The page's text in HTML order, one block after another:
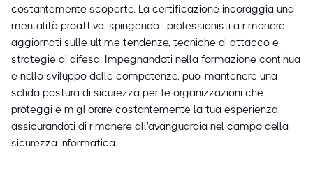
costantemente scoperte. La certificazione incoraggia una
mentalità proattiva, spingendo i professionisti a rimanere
aggiornati sulle ultime tendenze, tecniche di attacco e
strategie di difesa. Impegnandoti nella formazione continua
e nello sviluppo delle competenze, puoi mantenere una
solida postura di sicurezza per le organizzazioni che
proteggi e migliorare costantemente la tua esperienza,
assicurandoti di rimanere all'avanguardia nel campo della
sicurezza informatica.